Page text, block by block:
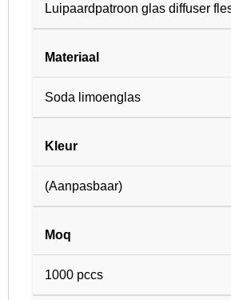
Luipaardpatroon glas diffuser
Materiaal
Soda limoenglas
Kleur
(Aanpasbaar)
Moq
1000 pccs